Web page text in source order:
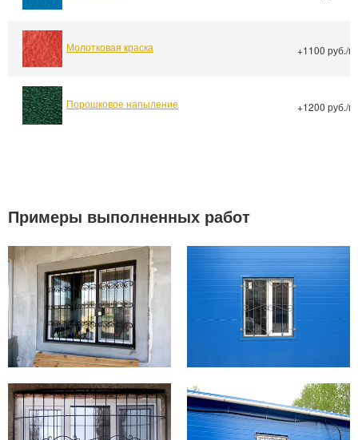
Молотковая краска +1100 руб./м
Порошковое напыление +1200 руб./м
Примеры выполненных работ